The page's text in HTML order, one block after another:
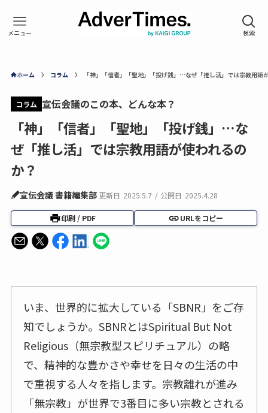
ホーム コラム 「神」「信者」「聖地」「投げ銭」…なぜ「推し活」では宗教用語
コラム 宣伝会議のこの本、どんな本？
「神」「信者」「聖地」「投げ銭」…な
ぜ「推し活」では宗教用語が使われるの
か？
宣伝会議 書籍編集部 更新日 2025.5.7 / 公開日 2025.4.28
印刷 / PDF URLをコピー
いま、世界的に拡大している「SBNR」をご存
知でしょうか。SBNRとはSpiritual But Not
Religious（無宗教型スピリチュアル）の略
で、精神的な豊かさや幸せを日々の生活の中
で重視する人々を指します。宗教離れが進み
「無宗教」が世界で3番目に多い宗教とされる